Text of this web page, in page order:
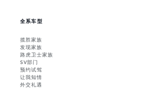
全系车型
揽胜家族
发现家族
路虎卫士家族
SV部门
预约试驾
让我知情
外交礼遇